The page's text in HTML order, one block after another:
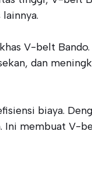
V-belt
dan
biaya.
membuat V-